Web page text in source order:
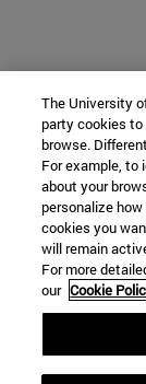
The University
party cookies
browse.
For example, to
about your
personalize
cookies you
will remain
For more
our Cookie